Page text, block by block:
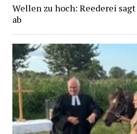
Wellen zu hoch: Reederei
ab